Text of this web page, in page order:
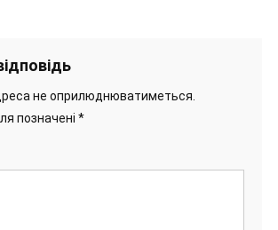
не оприлюднюватиметься.
позначені *